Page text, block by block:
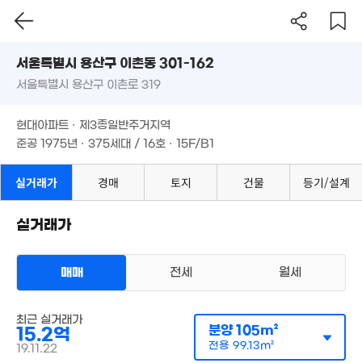
매매 15억 1998만원
전용 99m²
계약일 '19. 11
필터 매물 탐색
서울시 용산구 이촌동 301-162
준공 1975년 · 375세대 / 16호 · 15F/B1
서울특별시 용산구 이촌동 301-162
서울특별시 용산구 이촌로 319
현대아파트 · 제3종일반주거지역
준공 1975년 · 375세대 / 16호 · 15F/B1
실거래가 경매 토지 건물 등기/설계
실거래가
매매 전세 월세
최근 실거래가
15.2억
19.11.22
분양105m²
전용 99.13m²